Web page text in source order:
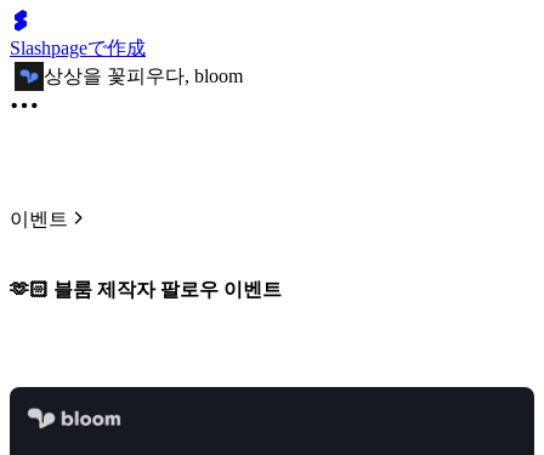
Slashpageで作成
상상을 꽃피우다, bloom
이벤트
🫶🏻 블룸 제작자 팔로우 이벤트